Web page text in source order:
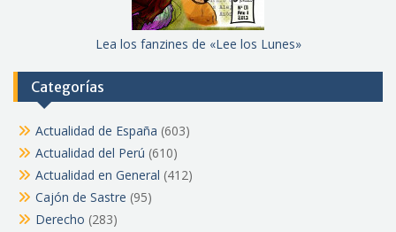
Lea los fanzines de «Lee los Lunes»
Categorías
Actualidad de España (603)
Actualidad del Perú (610)
Actualidad en General (412)
Cajón de Sastre (95)
Derecho (283)